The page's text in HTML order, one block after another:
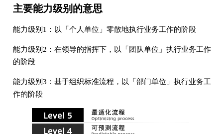
主要能力级别的意思
能力级别1：以「个人单位」零散地执行业务工作的阶段
能力级别2：在领导的指挥下，以「团队单位」执行业务工作
的阶段
能力级别3：基于组织标准流程，以「部门单位」执行业务工
作的阶段